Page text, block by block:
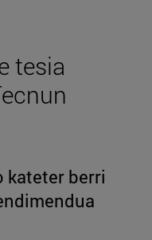
tesia
kateter berri